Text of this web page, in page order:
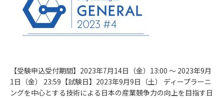
【受験申込受付期間】2023年7月14日（金）13:00 ～ 2023年9月
1日（金） 23:59【試験日】2023年9月9日（土） ディープラーニ
ングを中心とする技術による日本の産業競争力の向上を目指す日